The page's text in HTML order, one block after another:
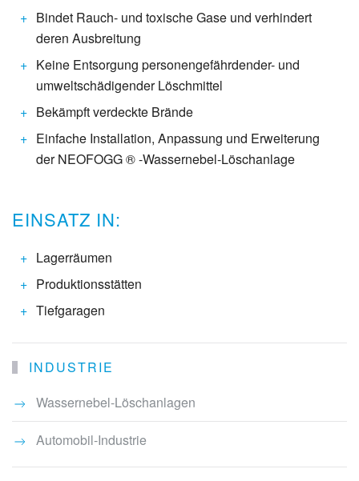
Bindet Rauch- und toxische Gase und verhindert
deren Ausbreitung
Keine Entsorgung personengefährdender- und
umweltschädigender Löschmittel
Bekämpft verdeckte Brände
Einfache Installation, Anpassung und Erweiterung
der NEOFOGG ® -Wassernebel-Löschanlage
EINSATZ IN:
Lagerräumen
Produktionsstätten
Tiefgaragen
INDUSTRIE
Wassernebel-Löschanlagen
Automobil-Industrie